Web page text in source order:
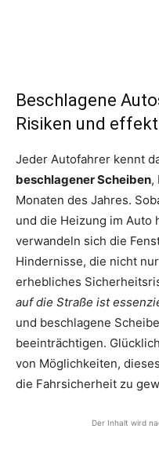
Beschlagene
Risiken und
Jeder Autofahrer kennt
beschlagener Scheiben,
Monaten des Jahres.
und die Heizung im Auto
verwandeln sich die
Hindernisse, die nicht
erhebliches
auf die Straße ist
und beschlagene
beeinträchtigen.
von Möglichkeiten,
die Fahrsicherheit zu
Der Inhalt wird